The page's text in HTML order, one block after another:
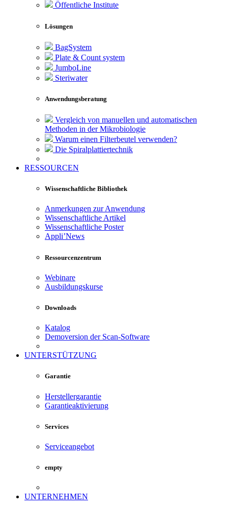
Öffentliche Institute
Lösungen
BagSystem
Plate & Count system
JumboLine
Steriwater
Anwendungsberatung
Vergleich von manuellen und automatischen
Methoden in der Mikrobiologie
Warum einen Filterbeutel verwenden?
Die Spiralplattier­technik
RESSOURCEN
Wissenschaftliche Bibliothek
Anmerkungen zur Anwendung
Wissenschaftliche Artikel
Wissenschaftliche Poster
Appli’News
Ressourcenzentrum
Webinare
Ausbildungskurse
Downloads
Katalog
Demoversion der Scan-Software
UNTERSTÜTZUNG
Garantie
Herstellergarantie
Garantieaktivierung
Services
Serviceangebot
empty
UNTERNEHMEN